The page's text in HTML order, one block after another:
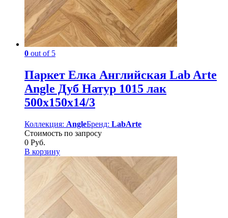
0 out of 5
Паркет Елка Английская Lab Arte
Angle Дуб Натур 1015 лак
500х150х14/3
Коллекция: AngleБренд: LabArte
Стоимость по запросу
0 Руб.
В корзину